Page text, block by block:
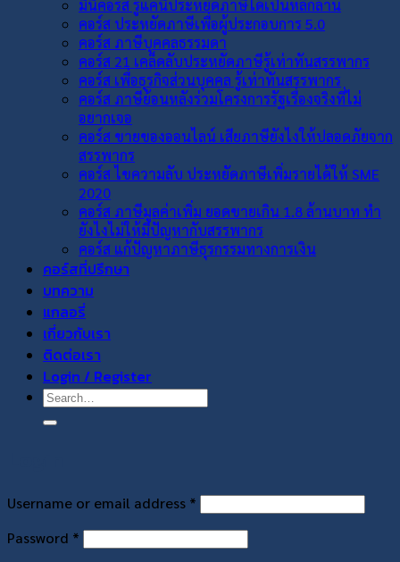
มินิคอร์ส รู้แค่นี้ประหยัดภาษีได้เป็นหลักล้าน
คอร์ส ประหยัดภาษีเพื่อผู้ประกอบการ 5.0
คอร์ส ภาษีบุคคลธรรมดา
คอร์ส 21 เคล็ดลับประหยัดภาษีรู้เท่าทันสรรพากร
คอร์ส เพื่อธุรกิจส่วนบุคคล รู้เท่าทันสรรพากร
คอร์ส ภาษีย้อนหลังร่วมโครงการรัฐเรื่องจริงที่ไม่
อยากเจอ
คอร์ส ขายของออนไลน์ เสียภาษียังไงให้ปลอดภัยจาก
สรรพากร
คอร์ส ไขความลับ ประหยัดภาษีเพิ่มรายได้ให้ SME
2020
คอร์ส ภาษีมูลค่าเพิ่ม ยอดขายเกิน 1.8 ล้านบาท ทำ
ยังไงไม่ให้มีปัญหากับสรรพากร
คอร์ส แก้ปัญหาภาษีธุรกรรมทางการเงิน
คอร์สที่ปรึกษา
บทความ
แกลอรี่
เกี่ยวกับเรา
ติดต่อเรา
Login / Register
Username or email address *
Password *